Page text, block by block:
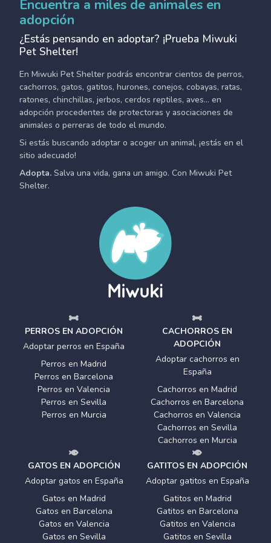
Encuentra a miles de animales en
adopción
¿Estás pensando en adoptar? ¡Prueba Miwuki
Pet Shelter!
En Miwuki Pet Shelter podrás encontrar cientos de perros,
cachorros, gatos, gatitos, hurones, conejos, cobayas, ratas,
ratones, chinchillas, jerbos, cerdos reptiles, aves... en
adopción procedentes de protectoras y asociaciones de
animales o perreras de todo el mundo.
Si estás buscando adoptar o acoger un animal, ¡estás en el
sitio adecuado!
Adopta. Salva una vida, gana un amigo. Con Miwuki Pet
Shelter.
PERROS EN ADOPCIÓN
Adoptar perros en España
Perros en Madrid
Perros en Barcelona
Perros en Valencia
Perros en Sevilla
Perros en Murcia
CACHORROS EN
ADOPCIÓN
Adoptar cachorros en
España
Cachorros en Madrid
Cachorros en Barcelona
Cachorros en Valencia
Cachorros en Sevilla
Cachorros en Murcia
GATOS EN ADOPCIÓN
Adoptar gatos en España
Gatos en Madrid
Gatos en Barcelona
Gatos en Valencia
Gatos en Sevilla
GATITOS EN ADOPCIÓN
Adoptar gatitos en España
Gatitos en Madrid
Gatitos en Barcelona
Gatitos en Valencia
Gatitos en Sevilla